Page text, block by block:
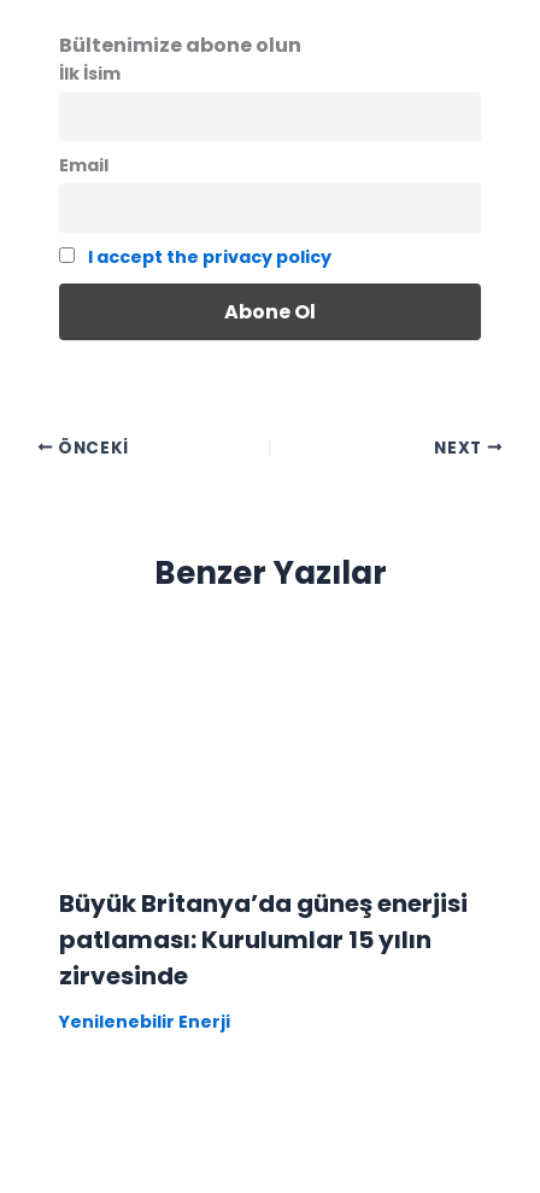
Bültenimize abone olun
İlk İsim
Email
I accept the privacy policy
ÖNCEKI NEXT
Benzer Yazılar
Büyük Britanya’da güneş enerjisi
patlaması: Kurulumlar 15 yılın
zirvesinde
Yenilenebilir Enerji